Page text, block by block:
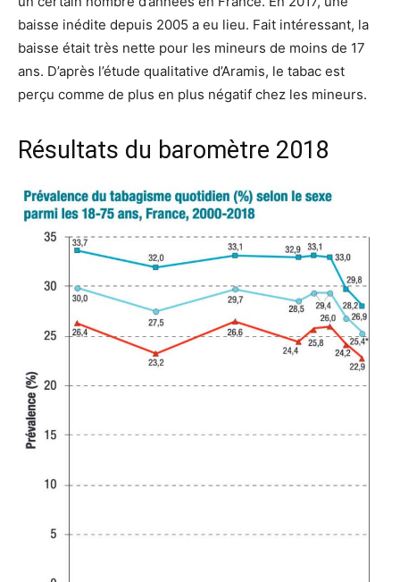
baisse inédite depuis 2005 a eu lieu. Fait intéressant, la
baisse était très nette pour les mineurs de moins de 17
ans. D’après l’étude qualitative d’Aramis, le tabac est
perçu comme de plus en plus négatif chez les mineurs.
Résultats du baromètre 2018